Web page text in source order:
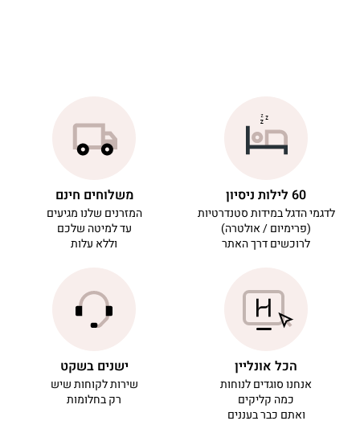
60 לילות ניסיון
לדגמי הדגל במידות סטנדרטיות
(פרימיום / אולטרה)
לרוכשים דרך האתר
משלוחים חינם
המזרנים שלנו מגיעים
עד למיטה שלכם
וללא עלות
הכל אונליין
אנחנו סוגדים לנוחות
כמה קליקים
ואתם כבר בעננים
ישנים בשקט
שירות לקוחות שיש
רק בחלומות